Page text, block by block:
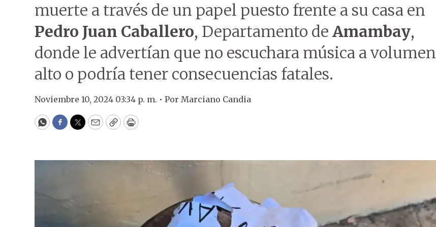
muerte a través de un papel puesto frente a su casa en
Pedro Juan Caballero, Departamento de Amambay,
donde le advertían que no escuchara música a volumen
alto o podría tener consecuencias fatales.
Noviembre 10, 2024 03:34 p. m. • Por Marciano Candia
WhatsApp
Facebook
Twitter
EmailCopyPrint